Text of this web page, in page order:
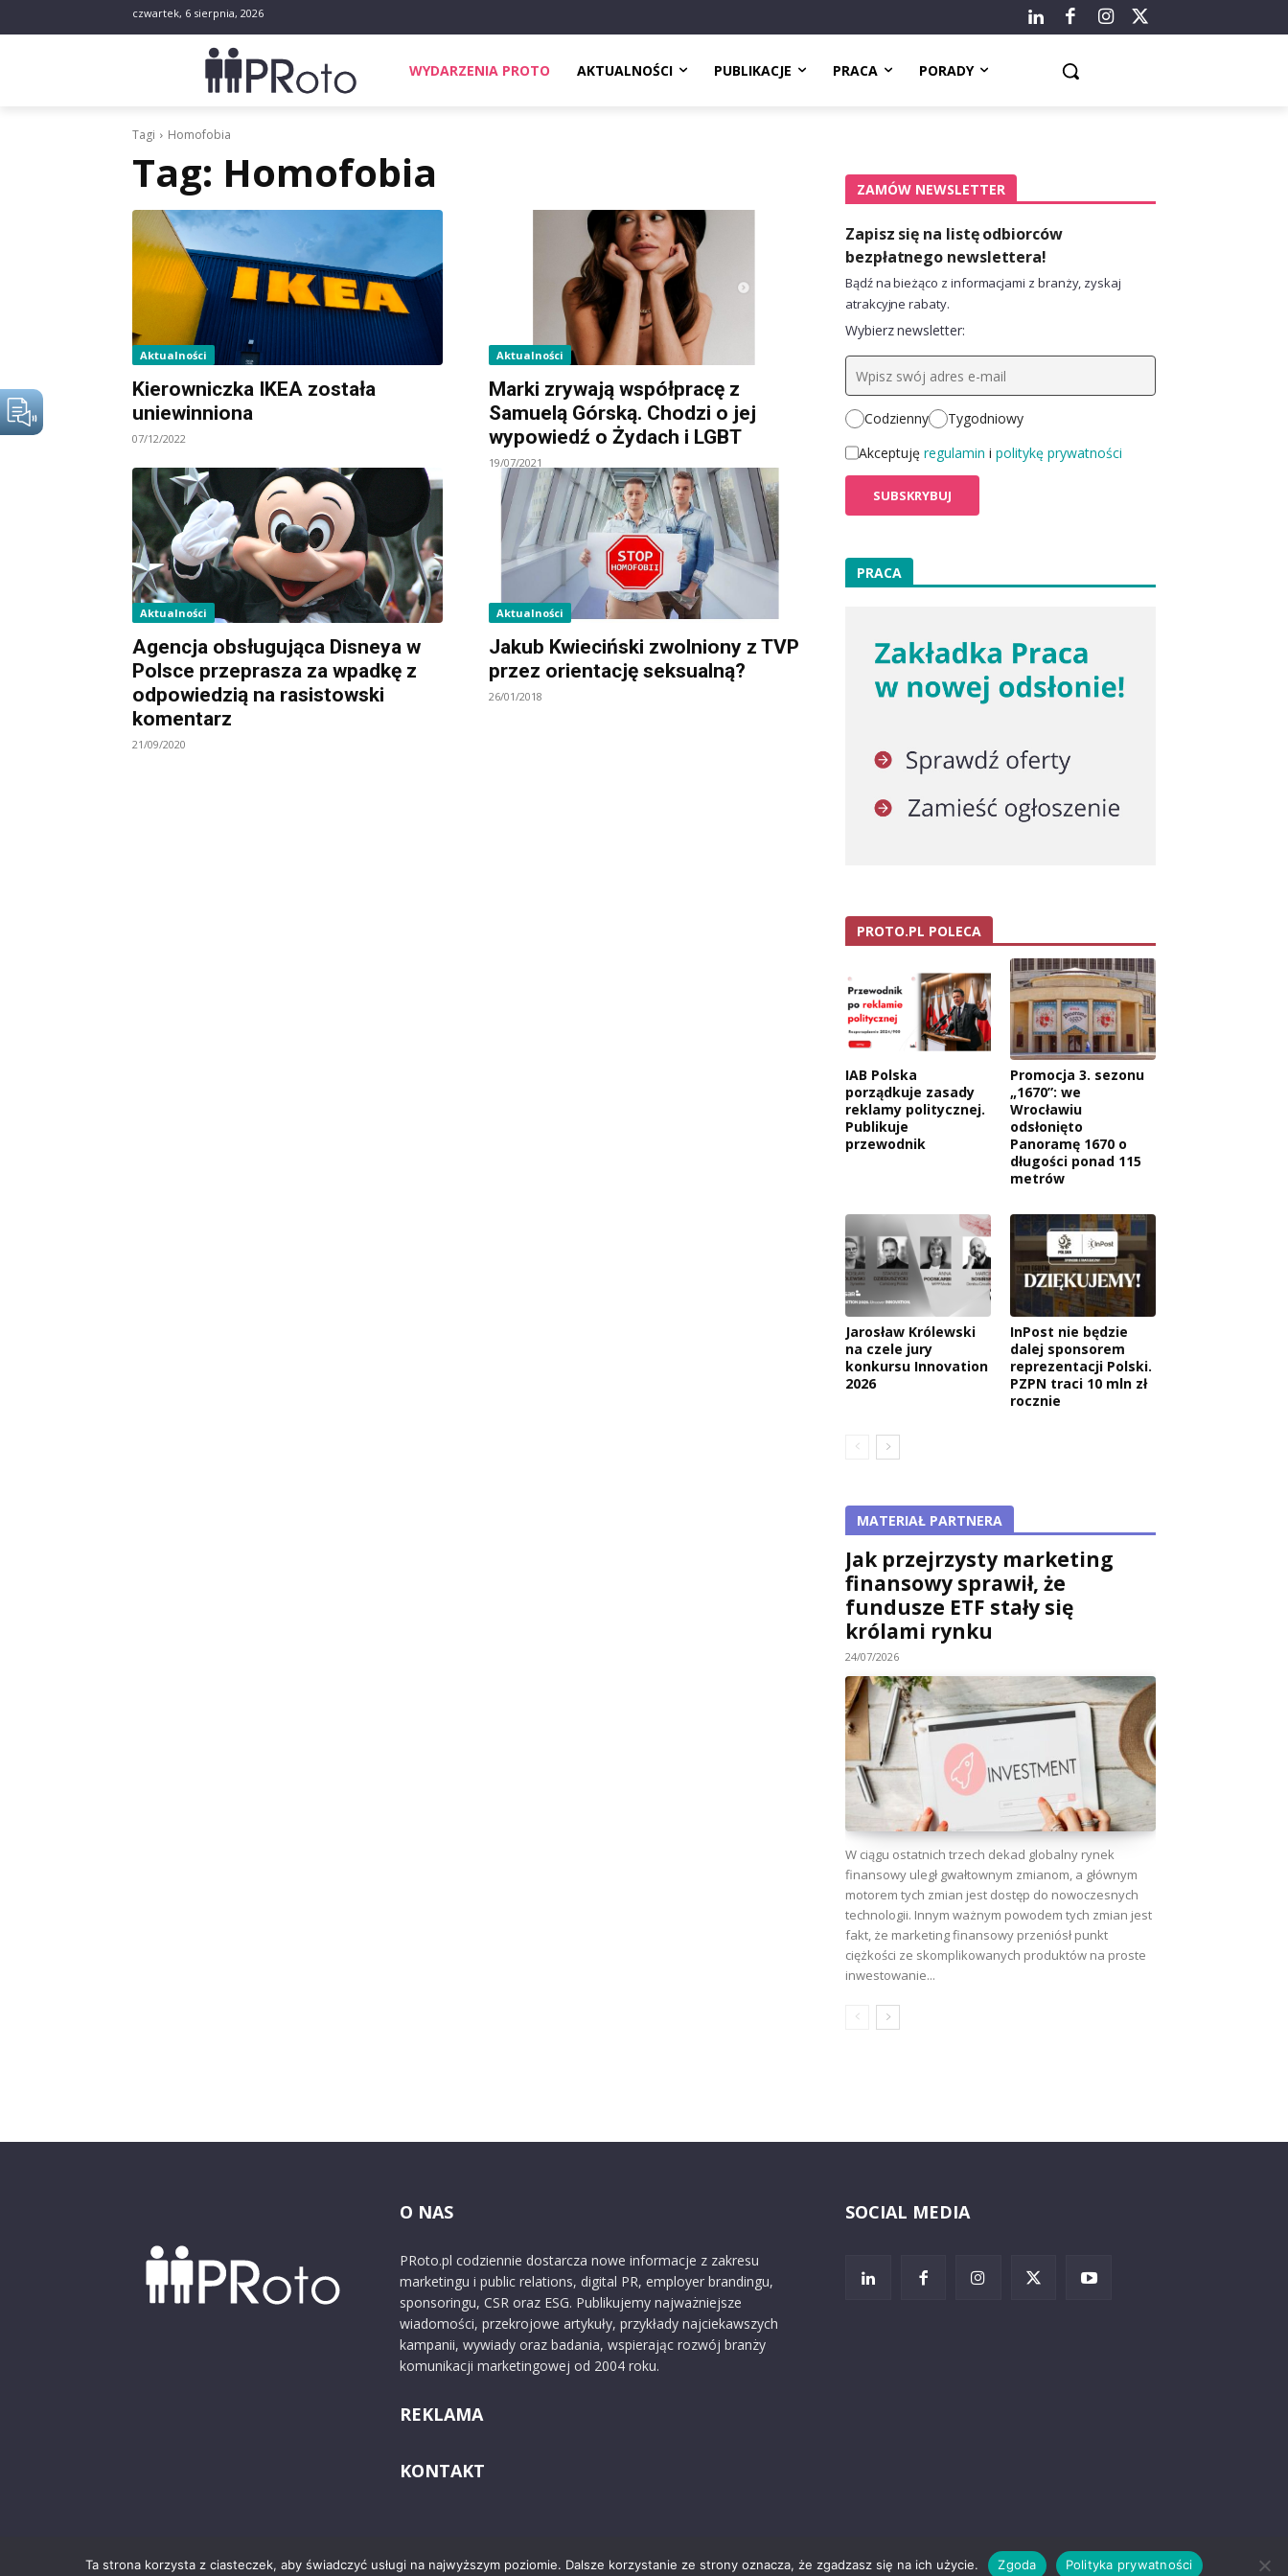
czwartek, 6 sierpnia, 2026
WYDARZENIA PROTO AKTUALNOŚCI PUBLIKACJE PRACA PORADY
Tagi Homofobia
Tag: Homofobia
Aktualności
Kierowniczka IKEA została
uniewinniona
07/12/2022
Aktualności
Marki zrywają współpracę z
Samuelą Górską. Chodzi o jej
wypowiedź o Żydach i LGBT
19/07/2021
Aktualności
Agencja obsługująca Disneya w
Polsce przeprasza za wpadkę z
odpowiedzią na rasistowski
komentarz
21/09/2020
Aktualności
Jakub Kwieciński zwolniony z TVP
przez orientację seksualną?
26/01/2018
ZAMÓW NEWSLETTER
Zapisz się na listę odbiorców
bezpłatnego newslettera!
Bądź na bieżąco z informacjami z branży, zyskaj
atrakcyjne rabaty.
Wybierz newsletter:
Codzienny
Tygodniowy
Akceptuję regulamin i politykę prywatności
PRACA
PROTO.PL POLECA
IAB Polska
porządkuje zasady
reklamy politycznej.
Publikuje
przewodnik
Promocja 3. sezonu
„1670”: we
Wrocławiu
odsłonięto
Panoramę 1670 o
długości ponad 115
metrów
Jarosław Królewski
na czele jury
konkursu Innovation
2026
InPost nie będzie
dalej sponsorem
reprezentacji Polski.
PZPN traci 10 mln zł
rocznie
MATERIAŁ PARTNERA
Jak przejrzysty marketing
finansowy sprawił, że
fundusze ETF stały się
królami rynku
24/07/2026
W ciągu ostatnich trzech dekad globalny rynek
finansowy uległ gwałtownym zmianom, a głównym
motorem tych zmian jest dostęp do nowoczesnych
technologii. Innym ważnym powodem tych zmian jest
fakt, że marketing finansowy przeniósł punkt
ciężkości ze skomplikowanych produktów na proste
inwestowanie...
O NAS
PRoto.pl codziennie dostarcza nowe informacje z zakresu
marketingu i public relations, digital PR, employer brandingu,
sponsoringu, CSR oraz ESG. Publikujemy najważniejsze
wiadomości, przekrojowe artykuły, przykłady najciekawszych
kampanii, wywiady oraz badania, wspierając rozwój branży
komunikacji marketingowej od 2004 roku.
REKLAMA
KONTAKT
SOCIAL MEDIA
Ta strona korzysta z ciasteczek, aby świadczyć usługi na najwyższym poziomie. Dalsze korzystanie ze strony oznacza, że zgadzasz się na ich użycie. Zgoda Polityka prywatności